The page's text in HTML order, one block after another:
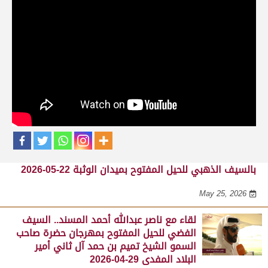
المفتوح بميدان الوثبة 22-05-2026
May 25, 2026
بالسيف الذهبي للحيل المفتوح بميدان الوثبة 22-05-2026
May 25, 2026
لقاء مع ناصر عبدالله أحمد المسند.. السيف
الفضي للحيل المفتوح بمهرجان حضرة صاحب
السمو الشيخ تميم بن حمد آل ثاني أمير
البلاد المفدى 29-04-2026